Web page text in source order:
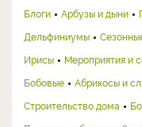
Блоги Арбузы и дыни
Дельфиниумы
Ирисы
Мероприятия и
Бобовые
Абрикосы и
Строительство дома